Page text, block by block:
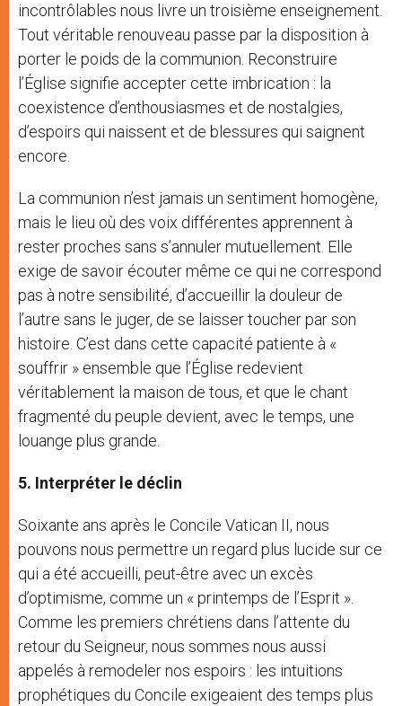
incontrôlables nous livre un troisième enseignement.
Tout véritable renouveau passe par la disposition à
porter le poids de la communion. Reconstruire
l’Église signifie accepter cette imbrication : la
coexistence d’enthousiasmes et de nostalgies,
d’espoirs qui naissent et de blessures qui saignent
encore.
La communion n’est jamais un sentiment homogène,
mais le lieu où des voix différentes apprennent à
rester proches sans s’annuler mutuellement. Elle
exige de savoir écouter même ce qui ne correspond
pas à notre sensibilité, d’accueillir la douleur de
l’autre sans le juger, de se laisser toucher par son
histoire. C’est dans cette capacité patiente à «
souffrir » ensemble que l’Église redevient
véritablement la maison de tous, et que le chant
fragmenté du peuple devient, avec le temps, une
louange plus grande.
5. Interpréter le déclin
Soixante ans après le Concile Vatican II, nous
pouvons nous permettre un regard plus lucide sur ce
qui a été accueilli, peut-être avec un excès
d’optimisme, comme un « printemps de l’Esprit ».
Comme les premiers chrétiens dans l’attente du
retour du Seigneur, nous sommes nous aussi
appelés à remodeler nos espoirs : les intuitions
prophétiques du Concile exigeaient des temps plus